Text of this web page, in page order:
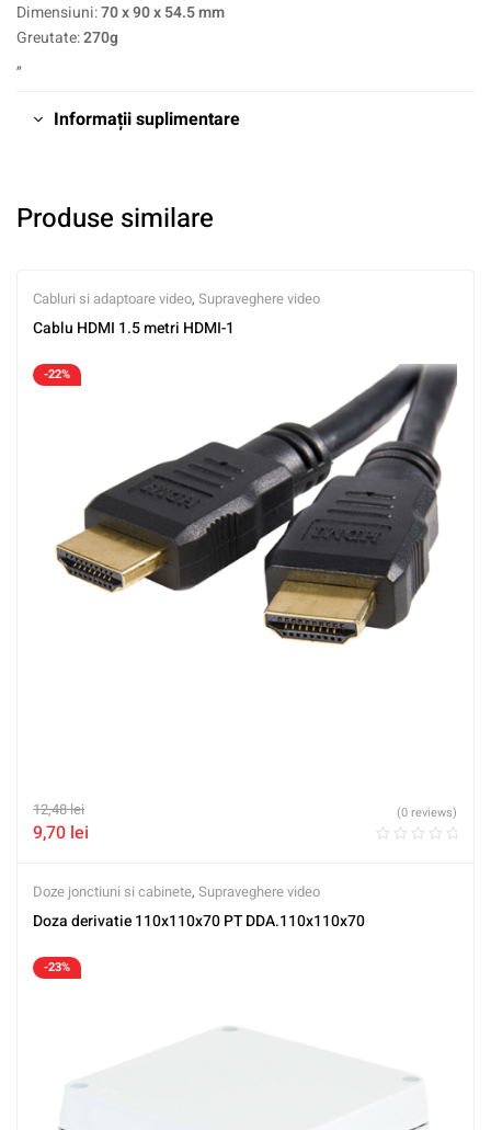
Dimensiuni:70 x 90 x 54.5 mm
Greutate:270g
„
Informații suplimentare
Produse similare
Cabluri si adaptoare video, Supraveghere video
Cablu HDMI 1.5 metri HDMI-1
-22%
12,48lei
9,70 lei
(0 reviews)
Doze jonctiuni si cabinete, Supraveghere video
Doza derivatie 110x110x70 PT DDA.110x110x70
-23%